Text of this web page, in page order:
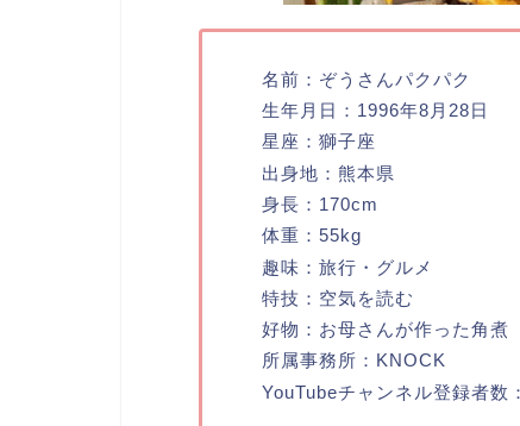
名前：ぞうさんパクパク
生年月日：1996年8月28日
星座：獅子座
出身地：熊本県
身長：170cm
体重：55kg
趣味：旅行・グルメ
特技：空気を読む
好物：お母さんが作った角煮
所属事務所：KNOCK
YouTubeチャンネル登録者数